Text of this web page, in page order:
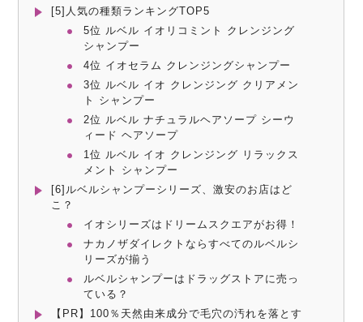
[5]人気の種類ランキングTOP5
5位 ルベル イオリコミント クレンジング
シャンプー
4位 イオセラム クレンジングシャンプー
3位 ルベル イオ クレンジング クリアメン
ト シャンプー
2位 ルベル ナチュラルヘアソープ シーウ
ィード ヘアソープ
1位 ルベル イオ クレンジング リラックス
メント シャンプー
[6]ルベルシャンプーシリーズ、激安のお店はど
こ？
イオシリーズはドリームスクエアがお得！
ナカノザダイレクトならすべてのルベルシ
リーズが揃う
ルベルシャンプーはドラッグストアに売っ
ている？
【PR】100％天然由来成分で毛穴の汚れを落とす